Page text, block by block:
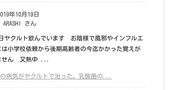
年10月19日
ARASHI さん
ヤクルト飲んでいます お陰様で風邪やインフルエ
は小学校依頼から後期高齢者の今迄かかった覚えが
せん 又熱中 ...
病気がヤクルトで治った。乳酸菌の...